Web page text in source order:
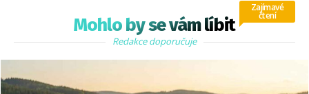
Mohlo by se vám líbit
Zajímavé
čtení
Redakce doporučuje